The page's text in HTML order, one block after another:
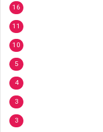
16
11
10
5
4
3
3